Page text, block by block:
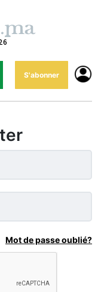
S'abonner
Mot de passe oublié?